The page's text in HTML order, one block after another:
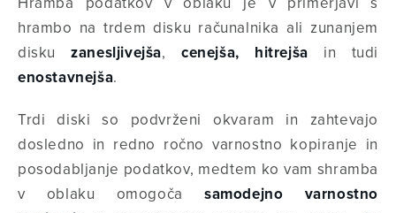
hrambo na trdem disku računalnika ali zunanjem
diskuzanesljivejša, cenejša, hitrejša in tudi
enostavnejša.
Trdi diski so podvrženi okvaram in zahtevajo
dosledno in redno ročno varnostno kopiranje in
posodabljanje podatkov, medtem ko vam shramba
v oblaku omogoča samodejno varnostno